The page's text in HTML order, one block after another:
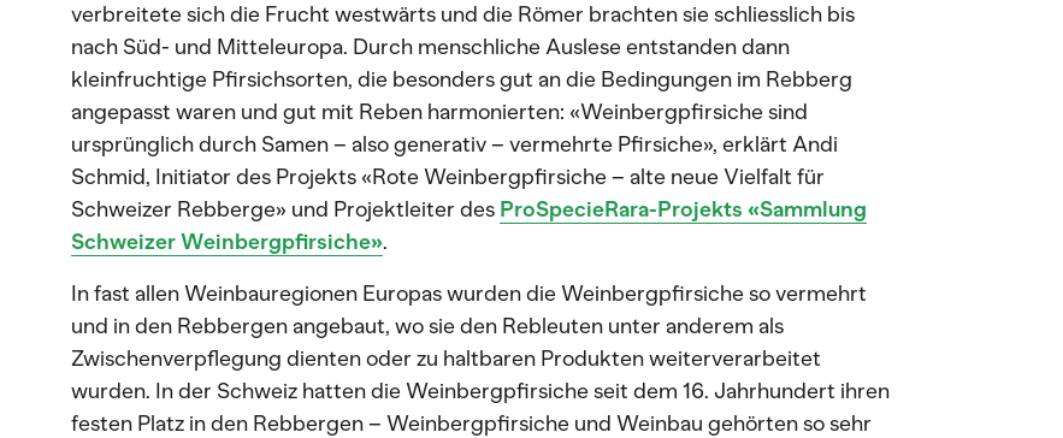
verbreitete sich die Frucht westwärts und die Römer brachten sie schliesslich bis
nach Süd- und Mitteleuropa. Durch menschliche Auslese entstanden dann
kleinfruchtige Pfirsichsorten, die besonders gut an die Bedingungen im Rebberg
angepasst waren und gut mit Reben harmonierten: «Weinbergpfirsiche sind
ursprünglich durch Samen – also generativ – vermehrte Pfirsiche», erklärt Andi
Schmid, Initiator des Projekts «Rote Weinbergpfirsiche – alte neue Vielfalt für
Schweizer Rebberge» und Projektleiter des ProSpecieRara-Projekts «Sammlung
Schweizer Weinbergpfirsiche».
In fast allen Weinbauregionen Europas wurden die Weinbergpfirsiche so vermehrt
und in den Rebbergen angebaut, wo sie den Rebleuten unter anderem als
Zwischenverpflegung dienten oder zu haltbaren Produkten weiterverarbeitet
wurden. In der Schweiz hatten die Weinbergpfirsiche seit dem 16. Jahrhundert ihren
festen Platz in den Rebbergen – Weinbergpfirsiche und Weinbau gehörten so sehr